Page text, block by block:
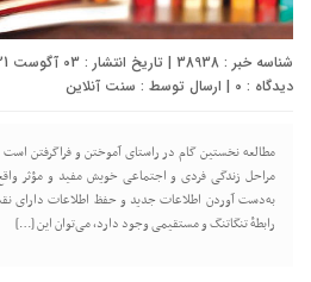
دیدگاه : 0 | ارسال توسط : سنت آنلاین
مطالعه نخستین گام در راستای آموختن و فراگرفتن است
مراحل زندگی فردی و اجتماعی خویش مفيد و مؤثر
به‌دست آوردن اطلاعات جدید و حفظ اطلاعات دارای
رابطهٔ تنگاتنگ و مستقیمی وجود دارد، می‌توان این […]